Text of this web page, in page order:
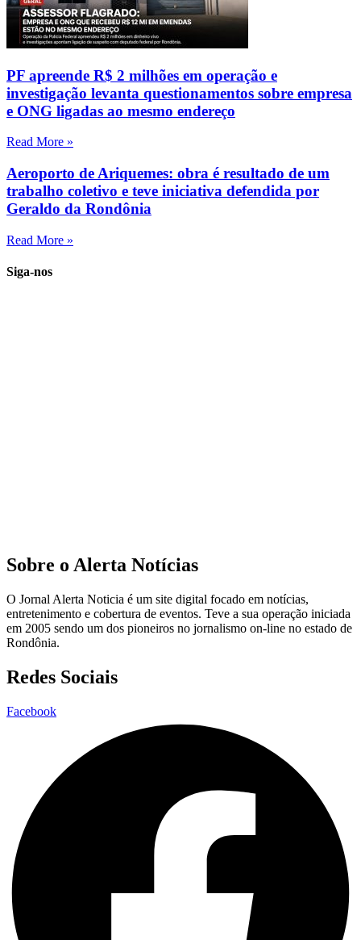
PF apreende R$ 2 milhões em operação e
investigação levanta questionamentos sobre empresa
e ONG ligadas ao mesmo endereço
Read More »
Aeroporto de Ariquemes: obra é resultado de um
trabalho coletivo e teve iniciativa defendida por
Geraldo da Rondônia
Read More »
Siga-nos
Sobre o Alerta Notícias
O Jornal Alerta Noticia é um site digital focado em notícias,
entretenimento e cobertura de eventos. Teve a sua operação iniciada
em 2005 sendo um dos pioneiros no jornalismo on-line no estado de
Rondônia.
Redes Sociais
Facebook